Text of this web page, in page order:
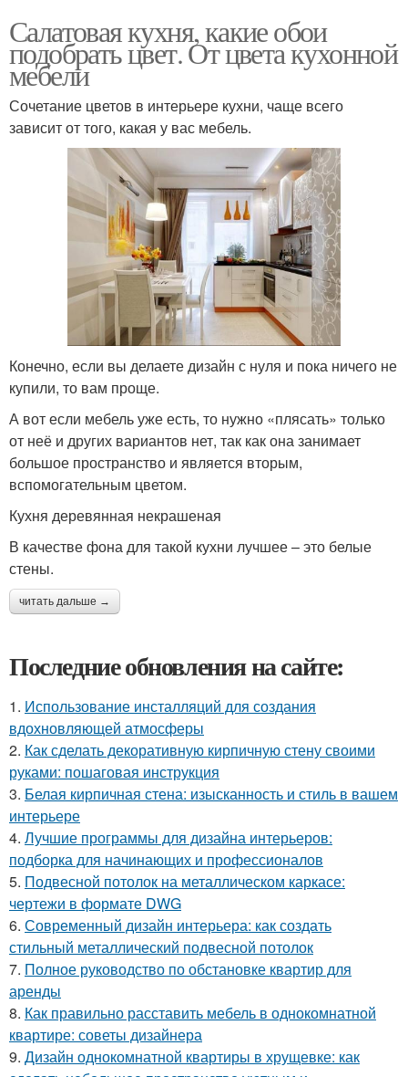
Салатовая кухня, какие обои
подобрать цвет. От цвета кухонной
мебели
Сочетание цветов в интерьере кухни, чаще всего
зависит от того, какая у вас мебель.
Конечно, если вы делаете дизайн с нуля и пока ничего не
купили, то вам проще.
А вот если мебель уже есть, то нужно «плясать» только
от неё и других вариантов нет, так как она занимает
большое пространство и является вторым,
вспомогательным цветом.
Кухня деревянная некрашеная
В качестве фона для такой кухни лучшее – это белые
стены.
читать дальше →
Последние обновления на сайте:
1. Использование инсталляций для создания
вдохновляющей атмосферы
2. Как сделать декоративную кирпичную стену своими
руками: пошаговая инструкция
3. Белая кирпичная стена: изысканность и стиль в вашем
интерьере
4. Лучшие программы для дизайна интерьеров:
подборка для начинающих и профессионалов
5. Подвесной потолок на металлическом каркасе:
чертежи в формате DWG
6. Современный дизайн интерьера: как создать
стильный металлический подвесной потолок
7. Полное руководство по обстановке квартир для
аренды
8. Как правильно расставить мебель в однокомнатной
квартире: советы дизайнера
9. Дизайн однокомнатной квартиры в хрущевке: как